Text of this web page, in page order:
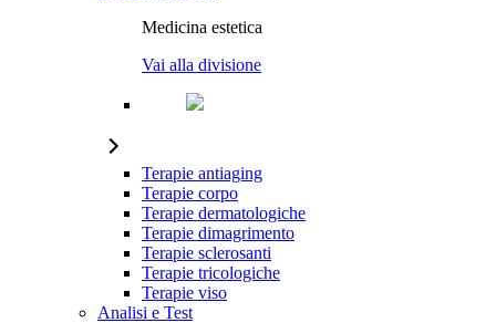
Medicina estetica
Vai alla divisione
Terapie antiaging
Terapie corpo
Terapie dermatologiche
Terapie dimagrimento
Terapie sclerosanti
Terapie tricologiche
Terapie viso
Analisi e Test